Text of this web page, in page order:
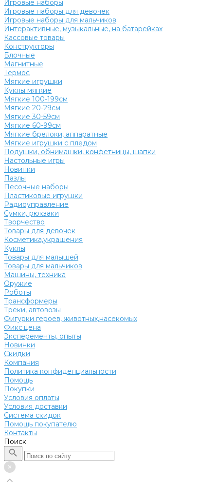
Игровые наборы
Игровые наборы для девочек
Игровые наборы для мальчиков
Интерактивные, музыкальные, на батарейках
Кассовые товары
Конструкторы
Блочные
Магнитные
Термос
Мягкие игрушки
Куклы мягкие
Мягкие 100-199см
Мягкие 20-29см
Мягкие 30-59см
Мягкие 60-99см
Мягкие брелоки, аппаратные
Мягкие игрушки с пледом
Подушки, обнимашки, конфетницы, шапки
Настольные игры
Новинки
Пазлы
Песочные наборы
Пластиковые игрушки
Радиоуправление
Сумки, рюкзаки
Творчество
Товары для девочек
Косметика,украшения
Куклы
Товары для малышей
Товары для мальчиков
Машины, техника
Оружие
Роботы
Трансформеры
Треки, автовозы
Фигурки героев, животных,насекомых
Фикс.цена
Эксперементы, опыты
Новинки
Скидки
Компания
Политика конфиденциальности
Помощь
Покупки
Условия оплаты
Условия доставки
Система скидок
Помощь покупателю
Контакты
Поиск